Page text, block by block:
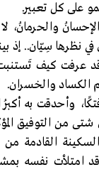
على كل تعبير.
والحرمانُ، لا
في نظرها سِيّان..
عرفت كيف
الكساد والخسران.
وأحدقت به
شتى من التوفيق
القادمة من
امتلأت نفسه